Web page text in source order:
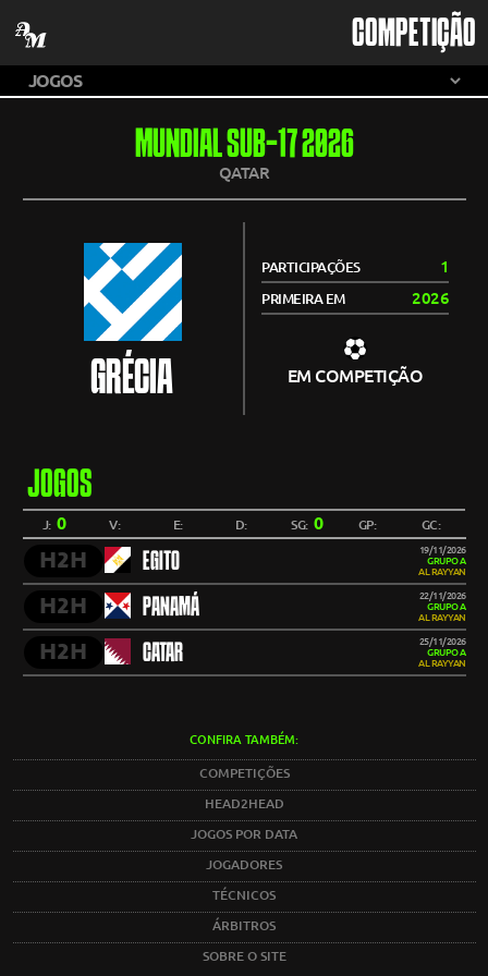
COMPETIÇÃO
MUNDIAL SUB-17 2026
QATAR
GRÉCIA
PARTICIPAÇÕES 1
PRIMEIRA EM 2026
EM COMPETIÇÃO
JOGOS
J: 0 V: E: D: SG: 0 GP: GC:
H2H EGITO
19/11/2026
GRUPO A
AL RAYYAN
H2H PANAMÁ
22/11/2026
GRUPO A
AL RAYYAN
H2H CATAR
25/11/2026
GRUPO A
AL RAYYAN
CONFIRA TAMBÉM:
COMPETIÇÕES
HEAD2HEAD
JOGOS POR DATA
JOGADORES
TÉCNICOS
ÁRBITROS
SOBRE O SITE